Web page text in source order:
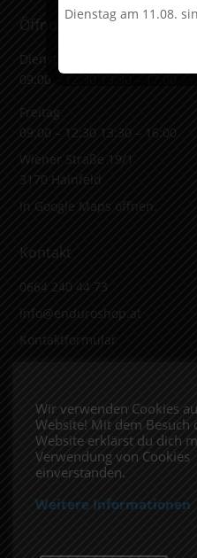
Öffnungszeiten & Adresse
Dienstag bis Donnerstag
09:00 – 12:30 13:30 – 17:00
Freitag
09:00 – 12:30 13:30 – 16:00
Wiener Straße 19/1
3170 Hainfeld
In Google Maps öffnen.
Kontakt
0664 240 44 73
info@enduroshop.at
Kontaktformular
Impressum
Datenschutzerklärung
Folge uns
Wir verwenden Cookies
Website! Mit dem Besuch
Website erklärst du dich
Verwendung von Cookies
einverstanden.
Weitere Informationen
Dienstag am 11.08.